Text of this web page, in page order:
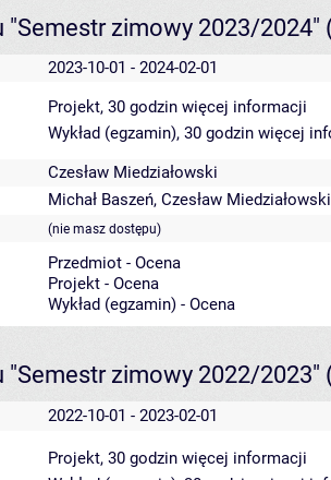
"Semestr zimowy 2023/2024"
2023-10-01 - 2024-02-01
Projekt, 30 godzin więcej informacji
Wykład (egzamin), 30 godzin więcej
Czesław Miedziałowski
Michał Baszeń, Czesław Miedziałowski
(nie masz dostępu)
Przedmiot - Ocena
Projekt - Ocena
Wykład (egzamin) - Ocena
"Semestr zimowy 2022/2023"
2022-10-01 - 2023-02-01
Projekt, 30 godzin więcej informacji